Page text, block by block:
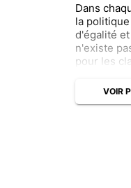
Dans
la
d'égalité
n'existe
pour les
VOIR